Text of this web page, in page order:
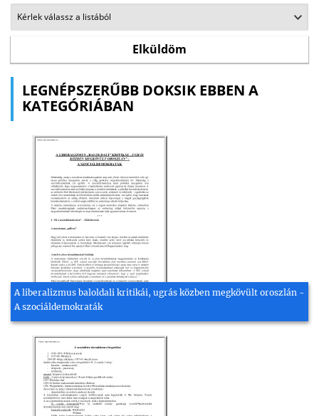
LEGNÉPSZERŰBB DOKSIK EBBEN A
KATEGÓRIÁBAN
A liberalizmus baloldali kritikái, ugrás közben megkövült oroszlán -
A szociáldemokraták